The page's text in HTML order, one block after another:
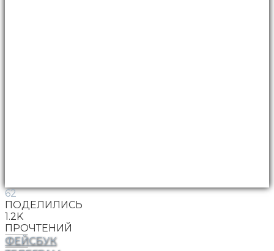
62
ПОДЕЛИЛИСЬ
1.2K
ПРОЧТЕНИЙ
ФЕЙСБУК